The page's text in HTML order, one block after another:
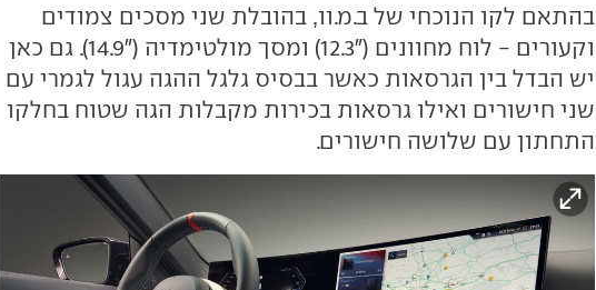
בהתאם לקו הנוכחי של ב.מ.וו, בהובלת שני מסכים צמודים
וקעורים - לוח מחוונים ("12.3) ומסך מולטימדיה ("14.9). גם כאן
יש הבדל בין הגרסאות כאשר בבסיס גלגל ההגה עגול לגמרי עם
שני חישורים ואילו גרסאות בכירות מקבלות הגה שטוח בחלקו
התחתון עם שלושה חישורים.